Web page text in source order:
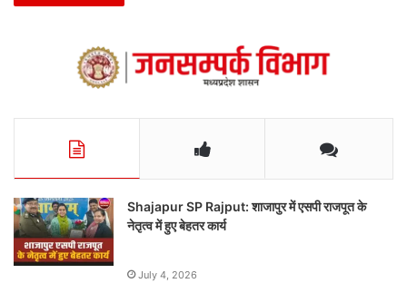
Shajapur SP Rajput: शाजापुर में एसपी राजपूत के
नेतृत्व में हुए बेहतर कार्य
July 4, 2026